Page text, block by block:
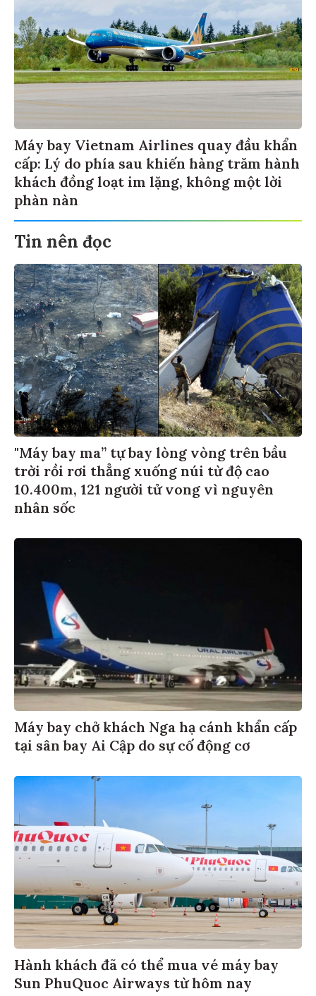
Máy bay Vietnam Airlines quay đầu khẩn
cấp: Lý do phía sau khiến hàng trăm hành
khách đồng loạt im lặng, không một lời
phàn nàn
Tin nên đọc
"Máy bay ma” tự bay lòng vòng trên bầu
trời rồi rơi thẳng xuống núi từ độ cao
10.400m, 121 người tử vong vì nguyên
nhân sốc
Máy bay chở khách Nga hạ cánh khẩn cấp
tại sân bay Ai Cập do sự cố động cơ
Hành khách đã có thể mua vé máy bay
Sun PhuQuoc Airways từ hôm nay